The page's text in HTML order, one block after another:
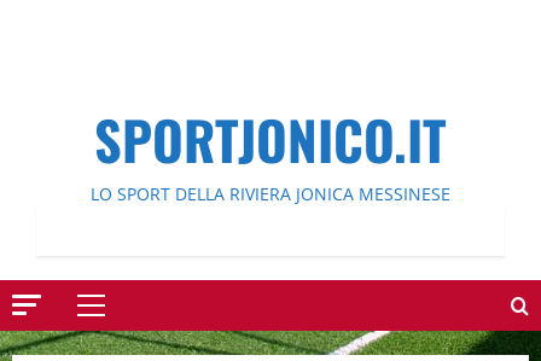
SPORTJONICO.IT
LO SPORT DELLA RIVIERA JONICA MESSINESE
Menu
principale